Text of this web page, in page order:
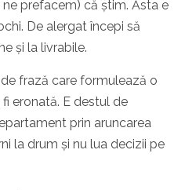
prefacem) că știm. Ăsta e
De alergat începi să
și la livrabile.
de frază care formulează o
eronată. E destul de
prin aruncarea
la drum și nu lua decizii pe